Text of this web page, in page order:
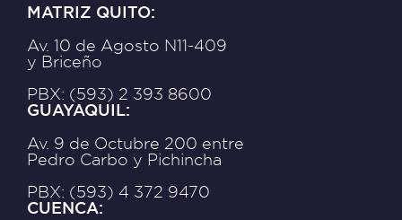
MATRIZ QUITO:
Av. 10 de Agosto N11-409
y Briceño
PBX: (593) 2 393 8600
GUAYAQUIL:
Av. 9 de Octubre 200 entre
Pedro Carbo y Pichincha
PBX: (593) 4 372 9470
CUENCA: